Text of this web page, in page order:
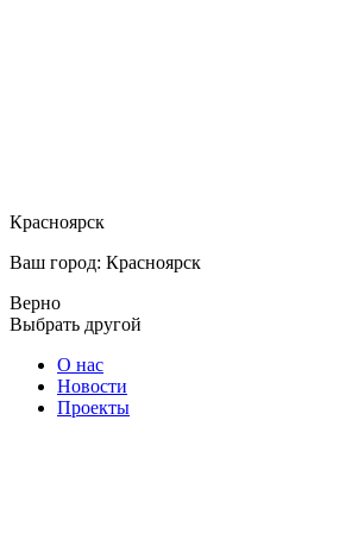
Красноярск
Ваш город: Красноярск
Верно
Выбрать другой
О нас
Новости
Проекты